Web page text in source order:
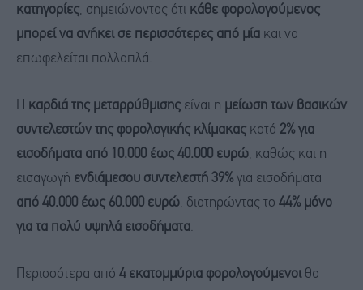
κατηγορίες, σημειώνοντας ότι κάθε φορολογούμενος
μπορεί να ανήκει σε περισσότερες από μία και να
επωφελείται πολλαπλά.
Η καρδιά της μεταρρύθμισης είναι η μείωση των βασικών
συντελεστών της φορολογικής κλίμακας κατά 2% για
εισοδήματα από 10.000 έως 40.000 ευρώ, καθώς και η
εισαγωγή ενδιάμεσου συντελεστή 39% για εισοδήματα
από 40.000 έως 60.000 ευρώ, διατηρώντας το 44% μόνο
για τα πολύ υψηλά εισοδήματα.
Περισσότερα από 4 εκατομμύρια φορολογούμενοιθα